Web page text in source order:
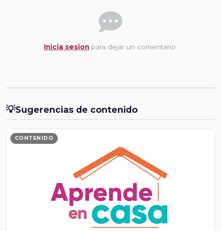
Inicia sesion para dejar un comentario.
💡Sugerencias de contenido
CONTENIDO